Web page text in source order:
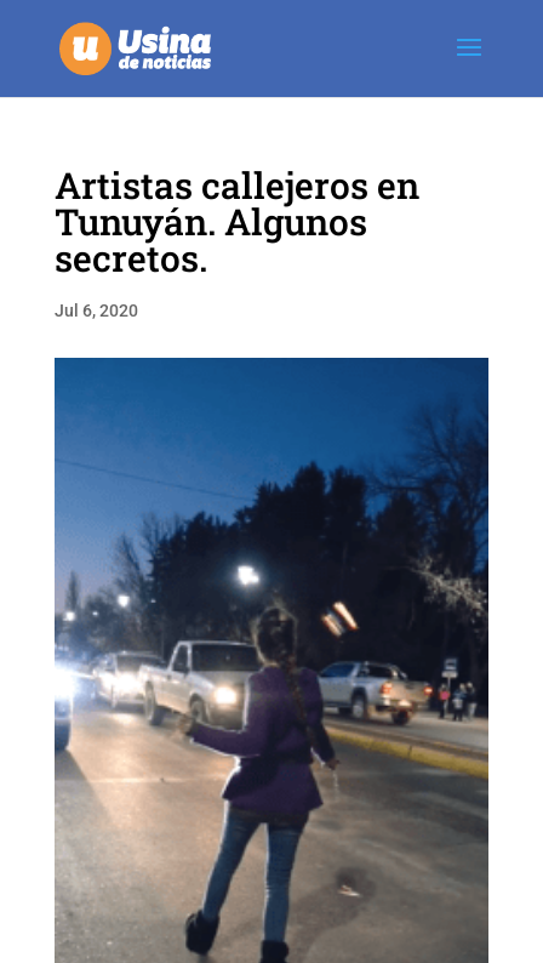
Artistas callejeros en
Tunuyán. Algunos
secretos.
Jul 6, 2020